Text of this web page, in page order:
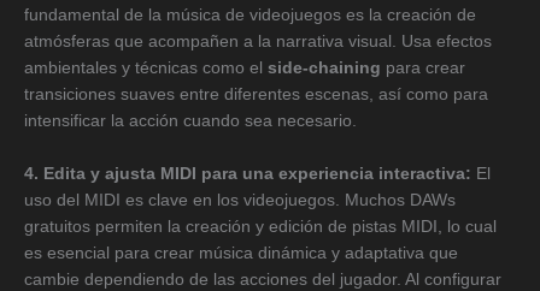
fundamental de la música de videojuegos es la creación de
atmósferas que acompañen a la narrativa visual. Usa efectos
ambientales y técnicas como el side-chaining para crear
transiciones suaves entre diferentes escenas, así como para
intensificar la acción cuando sea necesario.
4. Edita y ajusta MIDI para una experiencia interactiva: El
uso del MIDI es clave en los videojuegos. Muchos DAWs
gratuitos permiten la creación y edición de pistas MIDI, lo cual
es esencial para crear música dinámica y adaptativa que
cambie dependiendo de las acciones del jugador. Al configurar